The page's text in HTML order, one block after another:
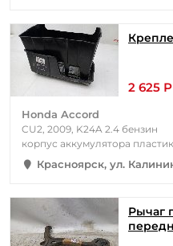
2 625 Р
Honda Accord
CU2, 2009, K24A 2.4 бензин
корпус аккумулятора
Красноярск, ул.
Рычаг